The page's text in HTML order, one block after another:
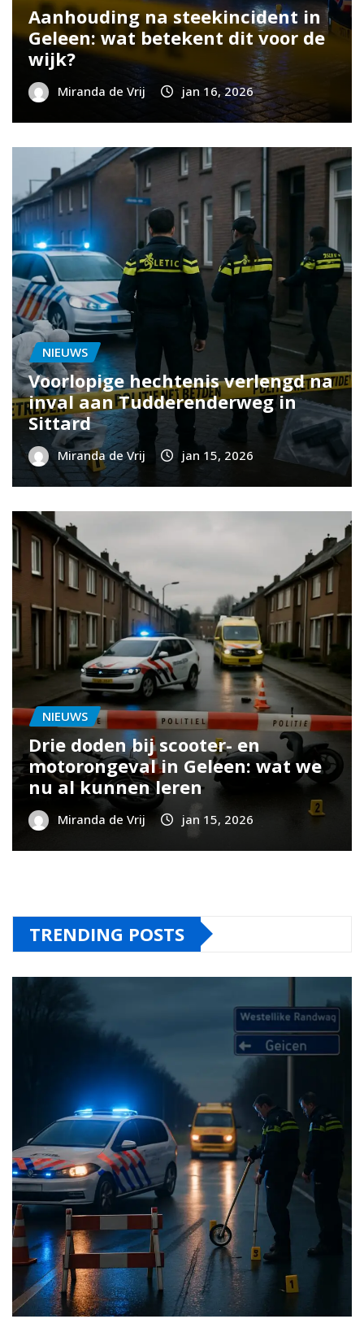
Aanhouding na steekincident in
Geleen: wat betekent dit voor de
wijk?
Miranda de Vrij jan 16, 2026
NIEUWS
Voorlopige hechtenis verlengd na
inval aan Tudderenderweg in
Sittard
Miranda de Vrij jan 15, 2026
NIEUWS
Drie doden bij scooter- en
motorongeval in Geleen: wat we
nu al kunnen leren
Miranda de Vrij jan 15, 2026
TRENDING POSTS